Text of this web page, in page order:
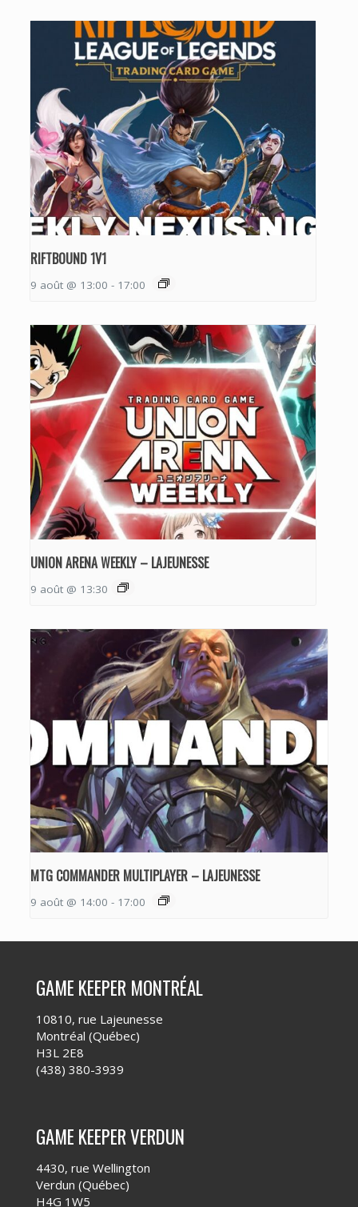
RIFTBOUND 1V1
9 août @ 13:00 - 17:00
UNION ARENA WEEKLY – LAJEUNESSE
9 août @ 13:30
MTG COMMANDER MULTIPLAYER – LAJEUNESSE
9 août @ 14:00 - 17:00
GAME KEEPER MONTRÉAL
10810, rue Lajeunesse
Montréal (Québec)
H3L 2E8
(438) 380-3939
GAME KEEPER VERDUN
4430, rue Wellington
Verdun (Québec)
H4G 1W5